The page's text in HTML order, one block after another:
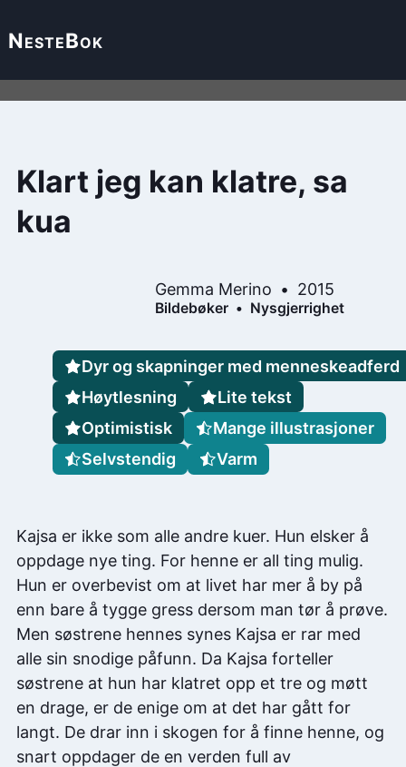
NesteBok
Klart jeg kan klatre, sa
kua
Gemma Merino 2015
Bildebøker Nysgjerrighet
Kajsa er ikke som alle andre kuer. Hun elsker å
oppdage nye ting. For henne er all ting mulig.
Hun er overbevist om at livet har mer å by på
enn bare å tygge gress dersom man tør å prøve.
Men søstrene hennes synes Kajsa er rar med
alle sin snodige påfunn. Da Kajsa forteller
søstrene at hun har klatret opp et tre og møtt
en drage, er de enige om at det har gått for
langt. De drar inn i skogen for å finne henne, og
snart oppdager de en verden full av
Dyr og skapninger med menneskeadferd
Høytlesning
Lite tekst
Optimistisk
Mange illustrasjoner
Selvstendig
Varm